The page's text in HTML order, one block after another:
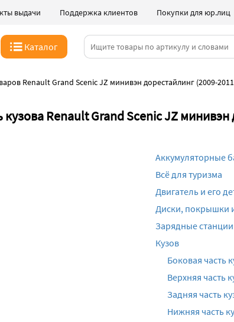
выдачи Поддержка клиентов Покупки для юр.лиц
Каталог
Renault Grand Scenic JZ минивэн дорестайлинг (2009-
кузова Renault Grand Scenic JZ
Аккумуляторные
Всё для туризма
Двигатель и его
Диски, покрышки
Зарядные
Кузов
Боковая часть
Верхняя часть
Задняя часть
Нижняя часть